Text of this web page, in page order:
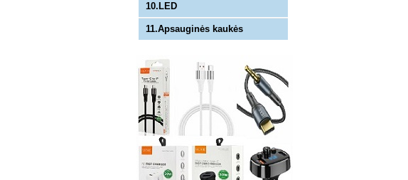
10.LED
11.Apsauginės kaukės